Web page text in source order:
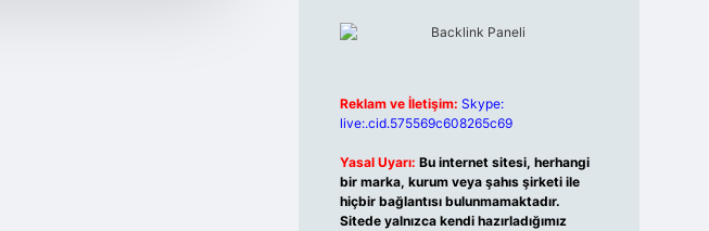
Reklam ve İletişim: Skype:
live:.cid.575569c608265c69
Yasal Uyarı: Bu internet sitesi, herhangi
bir marka, kurum veya şahıs şirketi ile
hiçbir bağlantısı bulunmamaktadır.
Sitede yalnızca kendi hazırladığımız